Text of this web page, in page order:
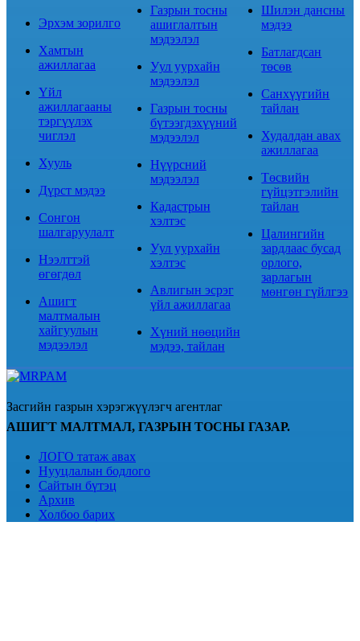
Эрхэм зорилго
Хамтын
ажиллагаа
Үйл
ажиллагааны
тэргүүлэх
чиглэл
Хууль
Дүрст мэдээ
Сонгон
шалгаруулалт
Нээлттэй
өгөгдөл
Ашигт
малтмалын
хайгуулын
мэдээлэл
Газрын тосны
ашиглалтын
мэдээлэл
Уул уурхайн
мэдээлэл
Газрын тосны
бүтээгдэхүүний
мэдээлэл
Нүүрсний
мэдээлэл
Кадастрын
хэлтэс
Уул уурхайн
хэлтэс
Авлигын эсрэг
үйл ажиллагаа
Хүний нөөцийн
мэдээ, тайлан
Шилэн дансны
мэдээ
Батлагдсан
төсөв
Санхүүгийн
тайлан
Худалдан авах
ажиллагаа
Төсвийн
гүйцэтгэлийн
тайлан
Цалингийн
зардлаас бусад
орлого,
зарлагын
мөнгөн гүйлгээ
Засгийн газрын хэрэгжүүлэгч агентлаг
АШИГТ МАЛТМАЛ, ГАЗРЫН ТОСНЫ ГАЗАР.
ЛОГО татаж авах
Нууцлалын бодлого
Сайтын бүтэц
Архив
Холбоо барих